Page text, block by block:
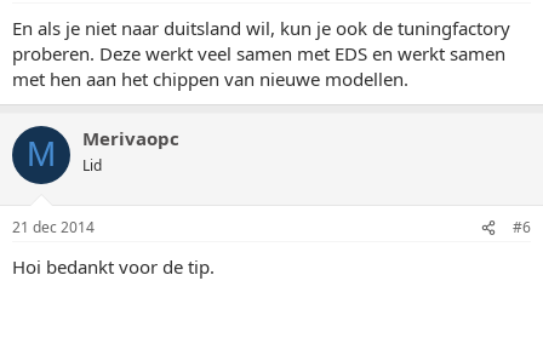
En als je niet naar duitsland wil, kun je ook de tuningfactory
proberen. Deze werkt veel samen met EDS en werkt samen
met hen aan het chippen van nieuwe modellen.
M Merivaopc
Lid
21 dec 2014 #6
Hoi bedankt voor de tip.